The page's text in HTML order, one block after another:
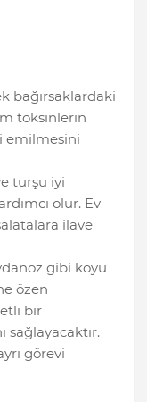
bağırsaklardaki
toksinlerin
emilmesini
turşu iyi
olur. Ev
ilave
gibi koyu
özen
bir
sağlayacaktır.
görevi